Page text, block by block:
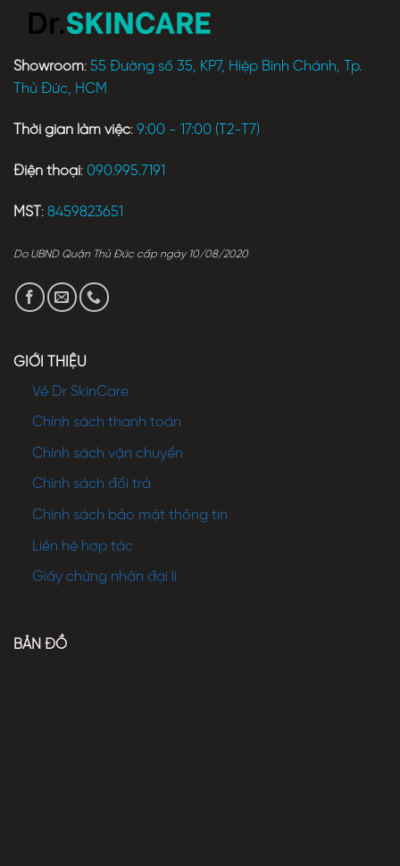
Showroom: 55 Đường số 35, KP7, Hiệp Bình Chánh, Tp.
Thủ Đức, HCM
Thời gian làm việc: 9:00 - 17:00 (T2-T7)
Điện thoại: 090.995.7191
MST : 8459823651
Do UBND Quận Thủ Đức cấp ngày 10/08/2020
GIỚI THIỆU
Về Dr SkinCare
Chính sách thanh toán
Chính sách vận chuyển
Chính sách đổi trả
Chính sách bảo mật thông tin
Liên hệ hợp tác
Giấy chứng nhận đại lí
BẢN ĐỒ